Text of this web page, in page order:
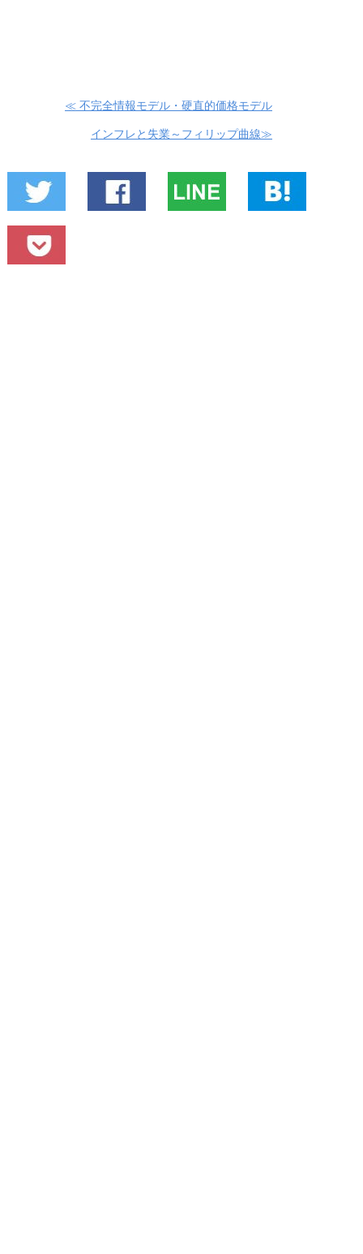
≪ 不完全情報モデル・硬直的価格モデル
インフレと失業～フィリップ曲線≫